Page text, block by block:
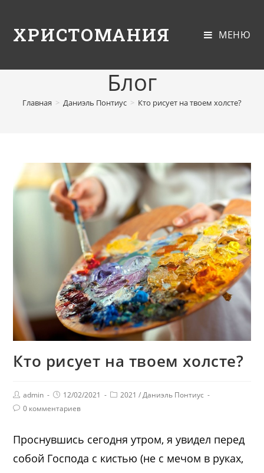
ХРИСТОМАНИЯ МЕНЮ
Блог
Главная > Даниэль Понтиус > Кто рисует на твоем холсте?
Кто рисует на твоем холсте?
admin 12/02/2021 2021 / Даниэль Понтиус
0 комментариев
Проснувшись сегодня утром, я увидел перед
собой Господа с кистью (не с мечом в руках,